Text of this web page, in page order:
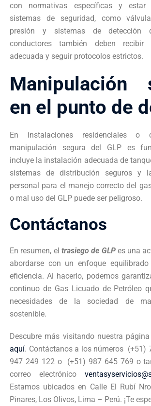
con normativas específicas y estar
sistemas de seguridad, como
presión y sistemas de detección
conductores también deben recibir
adecuada y seguir protocolos estrictos.
Manipulación
en el punto de
En instalaciones residenciales o
manipulación segura del GLP es
incluye la instalación adecuada de
sistemas de distribución seguros y
personal para el manejo correcto del
o mal uso del GLP puede ser peligroso.
Contáctanos
En resumen, el trasiego de GLPes una
abordarse con un enfoque
eficiencia. Al hacerlo, podemos
continuo de Gas Licuado de Petróleo
necesidades de la sociedad de
sostenible.
Descubre más visitando nuestra
aquí. Contáctanos a los números (+51)
947 249 122 o (+51) 987 645 769 o
correo electrónico
Estamos ubicados en Calle El Rubí
Pinares, Los Olivos, Lima – Perú. ¡Te